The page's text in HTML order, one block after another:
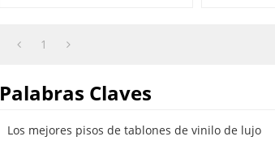
1
Palabras Claves
Los mejores pisos de tablones de vinilo de lujo